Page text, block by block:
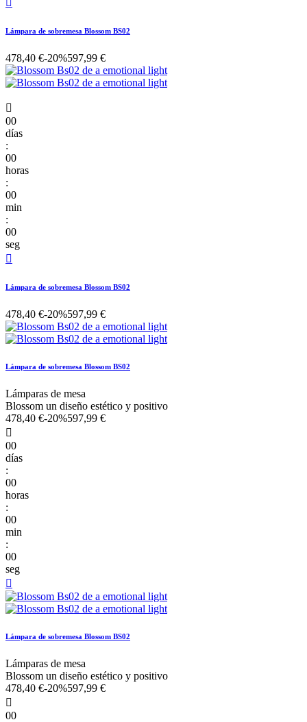

Lámpara de sobremesa Blossom BS02
478,40 €-20%597,99 €

00
días
:
00
horas
:
00
min
:
00
seg

Lámpara de sobremesa Blossom BS02
478,40 €-20%597,99 €
Lámpara de sobremesa Blossom BS02
Lámparas de mesa
Blossom un diseño estético y positivo
478,40 €-20%597,99 €

00
días
:
00
horas
:
00
min
:
00
seg

Lámpara de sobremesa Blossom BS02
Lámparas de mesa
Blossom un diseño estético y positivo
478,40 €-20%597,99 €

00